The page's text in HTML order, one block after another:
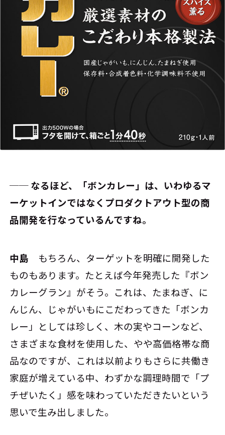
── なるほど、「ボンカレー」は、いわゆるマ
ーケットインではなくプロダクトアウト型の商
品開発を行なっているんですね。
中島 もちろん、ターゲットを明確に開発した
ものもあります。たとえば今年発売した『ボン
カレーグラン』がそう。これは、たまねぎ、に
んじん、じゃがいもにこだわってきた「ボンカ
レー」としては珍しく、木の実やコーンなど、
さまざまな食材を使用した、やや高価格帯な商
品なのですが、これは以前よりもさらに共働き
家庭が増えている中、わずかな調理時間で「プ
チぜいたく」感を味わっていただきたいという
思いで生み出しました。